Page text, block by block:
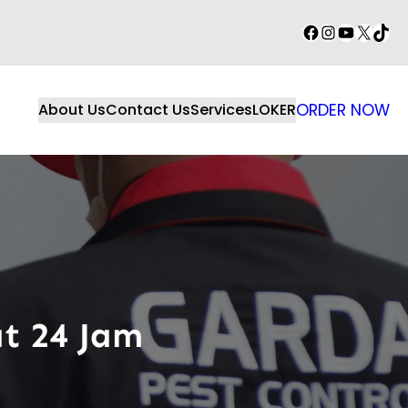
Facebook
Instagram
YouTube
X
About UsContact UsServicesLOKERORDER NOW
24 Jam